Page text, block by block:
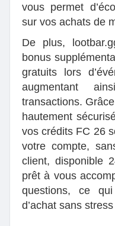
vous permet
sur vos achats de
De plus,
bonus
gratuits lors
augmentant
transactions.
hautement
vos crédits FC 26
votre compte,
client, disponible
prêt à vous
questions, ce
d’achat sans